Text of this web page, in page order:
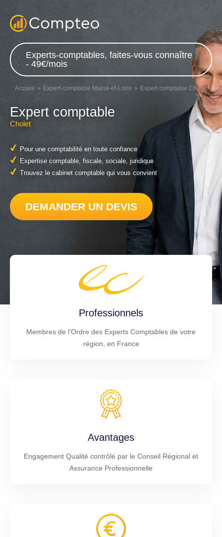
Experts-comptables, faites-vous connaître
- 49€/mois
Accueil Expert-comptable Maine-et-Loire Expert comptable Cholet
Expert comptable
Cholet
Pour une comptabilité en toute confiance
Expertise comptable, fiscale, sociale, juridique
Trouvez le cabinet comptable qui vous convient
DEMANDER UN DEVIS
Professionnels
Membres de l'Ordre des Experts Comptables de votre
région, en France
Avantages
Engagement Qualité contrôlé par le Conseil Régional et
Assurance Professionnelle